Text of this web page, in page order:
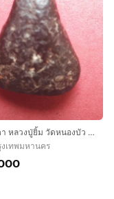
พระปิดตา หลวงปู่ยิ้ม วัดหนองบัว พ่อเฒ่ายิ้ม หลังจารมือ เนื้อผงคลุกรัก มีเส้นผม เนื้อแห้ง เก่า แท้ หายาก สภาพสวยมาก พร้อมกรอบพระ แบบโบราณ
งเทพมหานคร